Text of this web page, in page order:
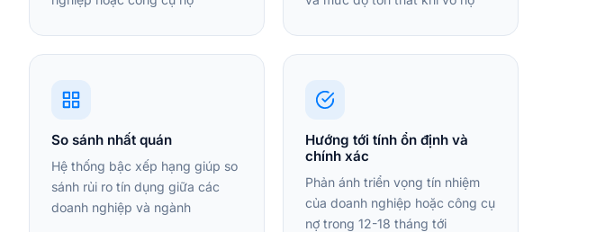
So sánh nhất quán
Hệ thống bậc xếp hạng giúp so
sánh rủi ro tín dụng giữa các
doanh nghiệp và ngành
Hướng tới tính ổn định và
chính xác
Phản ánh triển vọng tín nhiệm
của doanh nghiệp hoặc công cụ
nợ trong 12-18 tháng tới